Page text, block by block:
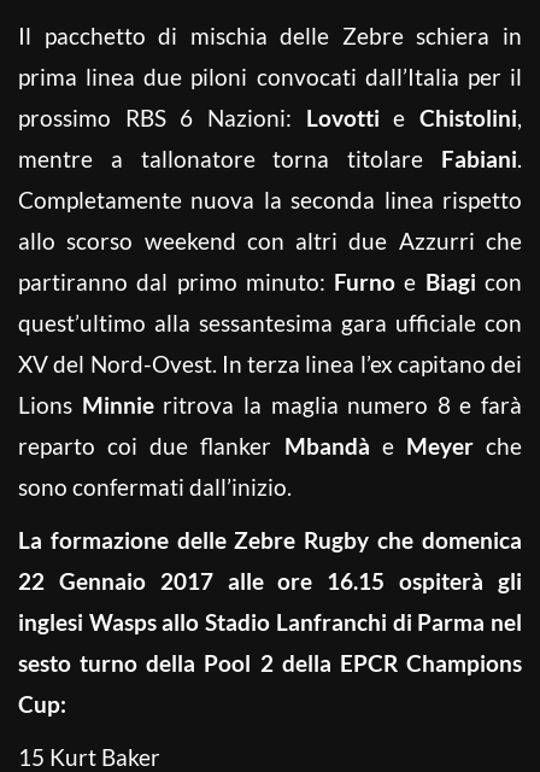
Il pacchetto di mischia delle Zebre schiera in
prima linea due piloni convocati dall’Italia per il
prossimo RBS 6 Nazioni: LovottieChistolini,
mentre a tallonatore torna titolare Fabiani.
Completamente nuova la seconda linea rispetto
allo scorso weekend con altri due Azzurri che
partiranno dal primo minuto: Furnoe Biagicon
quest’ultimo alla sessantesima gara ufficiale con
XV del Nord-Ovest. In terza linea l’ex capitano dei
Lions Minnieritrova la maglia numero 8 e farà
reparto coi due flanker Mbandà e Meyerche
sono confermati dall’inizio.
La formazione delle Zebre Rugby che domenica
22 Gennaio 2017 alle ore 16.15 ospiterà gli
inglesi Wasps allo Stadio Lanfranchi di Parma nel
sesto turno della Pool 2 della EPCR Champions
Cup:
15 Kurt Baker